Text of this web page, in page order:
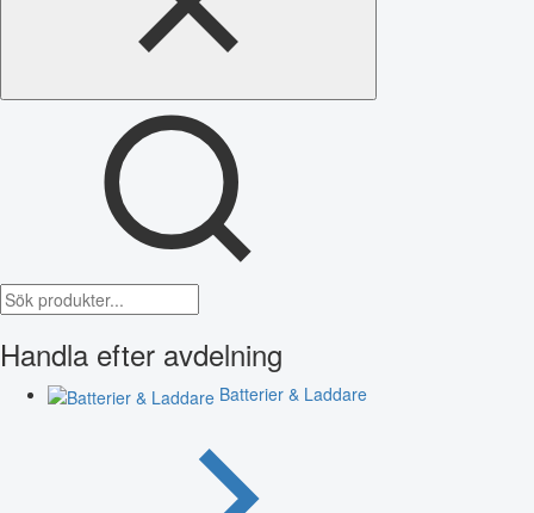
Handla efter avdelning
Batterier & Laddare